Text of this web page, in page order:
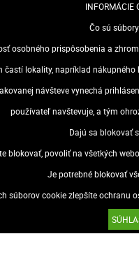
nelesknúci PVC povrch
INFORMÁCIE
Čo sú
osobného prispôsobenia a
lokality, napríklad
návšteve vynechá
používateľ navštevuje, a tým
Dajú sa blokovať
blokovať, povoliť na všetkých
Je potrebné blokovať
súborov cookie zlepšíte